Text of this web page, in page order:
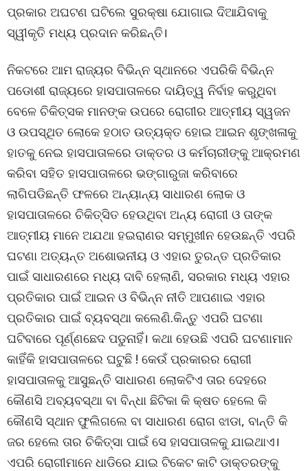
ପ୍ରକାର ଅଘଟଣ ଘଟିଲେ ସୁରକ୍ଷା ଯୋଗାଇ ଦିଆଯିବାକୁ
ସ୍ୱୀକୃତି ମଧ୍ୟ ପ୍ରଦାନ କରିଛନ୍ତି।
ନିକଟରେ ଆମ ରାଜ୍ୟର ବିଭିନ୍ନ ସ୍ଥାନରେ ଏପରିକି ବିଭିନ୍ନ
ପଡୋଶୀ ରାଜ୍ୟରେ ହାସପାତାଳରେ ଦାୟିତ୍ୱ ନିର୍ବାହ କରୁଥିବା
ବେଳେ ଚିକିତ୍ସକ ମାନଙ୍କ ଉପରେ ରୋଗୀର ଆତ୍ମୀୟ ସ୍ୱଜନ
ଓ ଉପସ୍ଥିତ ଲୋକେ ହଠାତ ଉତ୍ୟକ୍ତ ହୋଇ ଆଇନ ଶୃଙ୍ଖଳାକୁ
ହାତକୁ ନେଇ ହାସପାତାଳରେ ଡାକ୍ତର ଓ କର୍ମଚାରୀଙ୍କୁ ଆକ୍ରମଣ
କରିବା ସହିତ ହାସପାତାଳରେ ଭଙ୍ଗାରୁଜା କରିବାରେ
ଲାଗିପଡିଛନ୍ତି ଫଳରେ ଅନ୍ୟାନ୍ୟ ସାଧାରଣ ଲୋକ ଓ
ହାସପାତାଳରେ ଚିକିତ୍ସିତ ହେଉଥିବା ଅନ୍ୟ ରୋଗୀ ଓ ତାଙ୍କ
ଆତ୍ମୀୟ ମାନେ ଅଯଥା ହଇରାଣର ସମ୍ମୁଖୀନ ହେଉଛନ୍ତି ଏପରି
ଘଟଣା ଅତ୍ୟନ୍ତ ଅଶୋଭନୀୟ ଓ ଏହାର ତୁରନ୍ତ ପ୍ରତିକାର
ପାଇଁ ସାଧାରଣରେ ମଧ୍ୟ ଦାବି ହେଲାଣି, ସରକାର ମଧ୍ୟ ଏହାର
ପ୍ରତିକାର ପାଇଁ ଆଇନ ଓ ବିଭିନ୍ନ ନୀତି ଆପଣାଇ ଏହାର
ପ୍ରତିକାର ପାଇଁ ବ୍ୟବସ୍ଥା କଲେଣି.କିନ୍ତୁ ଏପରି ଘଟଣା
ଘଟିବାରେ ପୂର୍ଣ୍ଣଛେଦ ପଡୁନାହିଁ। କଥା ହେଉଛି ଏପରି ଘଟଣାମାନ
କାହିଁକି ହାସପାତାଳରେ ଘଟୁଛି ! କେଉଁ ପ୍ରକାରର ରୋଗୀ
ହାସପାତାଳକୁ ଆସୁଛନ୍ତି ସାଧାରଣ ଲୋକଟିଏ ତାର ଦେହରେ
କୌଣସି ଅବ୍ୟବସ୍ଥା ବା ବିନ୍ଧା ଛିଟିକା କି କ୍ଷତ ହେଲେ କି
କୌଣସି ସ୍ଥାନ ଫୁଲିଗଲେ ବା ସାଧାରଣ ରୋଗ ଝାଡା, ବାନ୍ତି କି
ଜର ହେଲେ ତାର ଚିକିତ୍ସା ପାଇଁ ସେ ହାସପାତାଳକୁ ଯାଇଥାଏ।
ଏପରି ରୋଗୀମାନେ ଧାଡିରେ ଯାଇ ଟିକେଟ କାଟି ଡାକ୍ତରଙ୍କୁ